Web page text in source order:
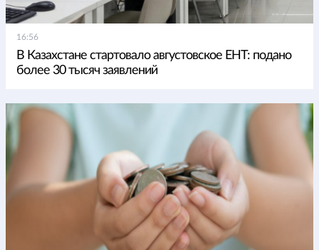
16:56
В Казахстане стартовало августовское ЕНТ: подано
более 30 тысяч заявлений